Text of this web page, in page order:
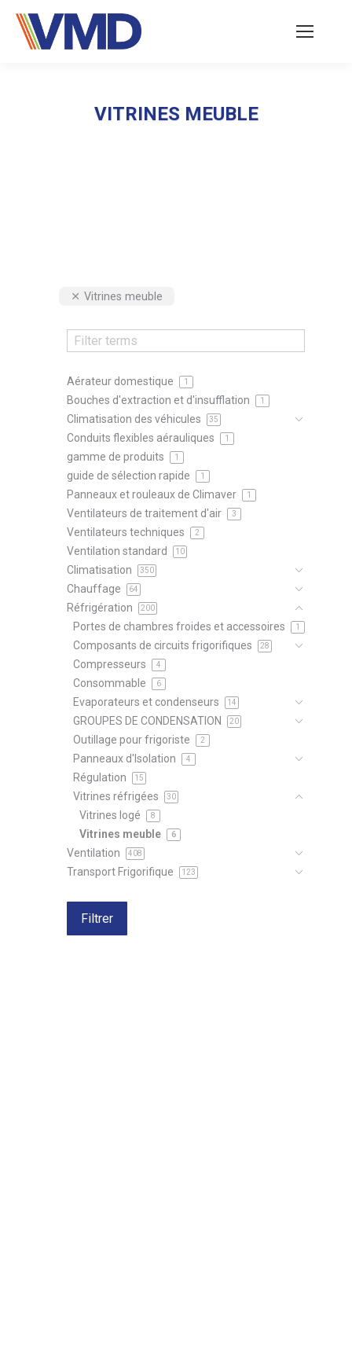
VITRINES MEUBLE
Vitrines meuble
Aérateur domestique 1
Bouches d'extraction et d'insufflation 1
Climatisation des véhicules 35
Conduits flexibles aérauliques 1
gamme de produits 1
guide de sélection rapide 1
Panneaux et rouleaux de Climaver 1
Ventilateurs de traitement d'air 3
Ventilateurs techniques 2
Ventilation standard 10
Climatisation 350
Chauffage 64
Réfrigération 200
Portes de chambres froides et accessoires 1
Composants de circuits frigorifiques 28
Compresseurs 4
Consommable 6
Evaporateurs et condenseurs 14
GROUPES DE CONDENSATION 20
Outillage pour frigoriste 2
Panneaux d'Isolation 4
Régulation 15
Vitrines réfrigées 30
Vitrines logé 8
Vitrines meuble 6
Ventilation 408
Transport Frigorifique 123
Filtrer